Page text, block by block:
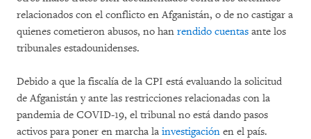
relacionados con el conflicto en Afganistán, o de no castigar a
quienes cometieron abusos, no han rendido cuentas ante los
tribunales estadounidenses.
Debido a que la fiscalía de la CPI está evaluando la solicitud
de Afganistán y ante las restricciones relacionadas con la
pandemia de COVID-19, el tribunal no está dando pasos
activos para poner en marcha la investigación en el país.